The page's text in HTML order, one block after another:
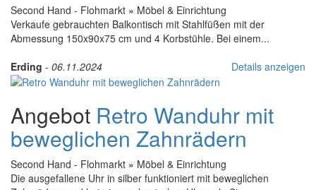
Second Hand - Flohmarkt » Möbel & Einrichtung
Verkaufe gebrauchten Balkontisch mit Stahlfüßen mit der
Abmessung 150x90x75 cm und 4 Korbstühle. Bei einem...
Erding - 06.11.2024 Details anzeigen
Angebot Retro Wanduhr mit
beweglichen Zahnrädern
Second Hand - Flohmarkt » Möbel & Einrichtung
Die ausgefallene Uhr in silber funktioniert mit beweglichen